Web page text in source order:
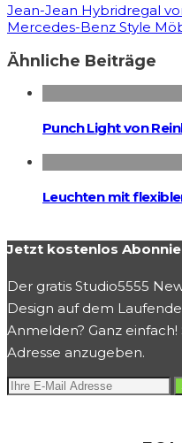
Jean-Jean Hybridregal
Mercedes-Benz Style
Ähnliche Beiträge
Punch Light von
Leuchten mit
Jetzt kostenlos
Der gratis Studio5555
Design auf dem
Anmelden? Ganz
Adresse anzugeben.